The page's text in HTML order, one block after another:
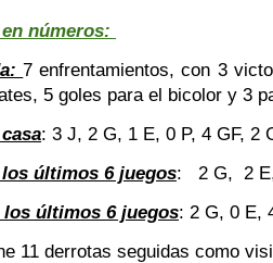
números:
7 enfrentamientos, con 3
5 goles para el bicolor y 3
: 3 J, 2 G, 1 E, 0 P, 4 GF, 2
últimos 6 juegos: 2 G, 2
los últimos 6 juegos: 2 G, 0 E,
11 derrotas seguidas como